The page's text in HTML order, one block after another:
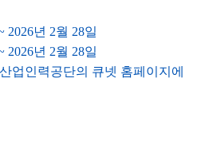
2026년 2월 28일
2026년 2월 28일
업인력공단의 큐넷 홈페이지에